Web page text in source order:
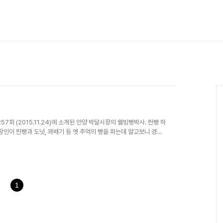
회 (2015.11.24)에 소개된 안양 박달시장의 웰빙빵박사. 찐빵 하
이 찐빵과 도넛, 꽈배기 등 옛 추억의 빵을 파는데 알고보니 경기
빵을 만들겠다는 일념으로 흑미, 단호박, 쑥을 넣어 만들어 내고,
1